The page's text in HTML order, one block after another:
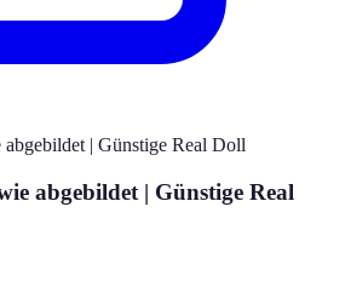
abgebildet | Günstige Real